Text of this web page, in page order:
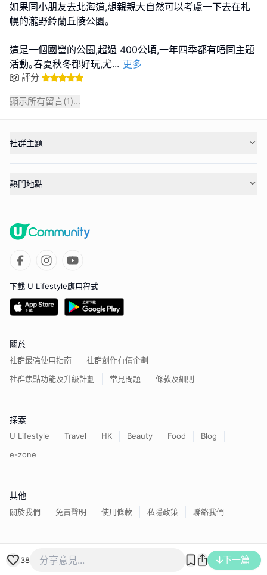
如果同小朋友去北海道,想親親大自然可以考慮一下去在札
幌的瀧野鈴蘭丘陵公園｡
這是一個國營的公園,超過 400公頃,一年四季都有唔同主題
活動｡春夏秋冬都好玩,尤... 更多
評分
顯示所有留言(1)...
38 下一篇
社群主題
熱門地點
下載 U Lifestyle應用程式
關於
社群最強使用指南
社群創作有價企劃
社群焦點功能及升級計劃
常見問題 條款及細則
探索
U Lifestyle Travel HK Beauty Food
Blog
e-zone
其他
關於我們 免責聲明 使用條款 私隱政策 聯絡我們
香港經濟日報版權所有©